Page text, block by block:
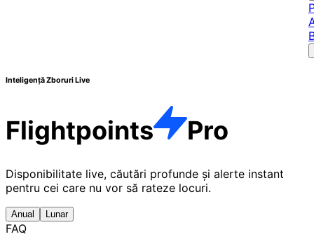
Inteligență Zboruri Live
Flightpoints Pro
Disponibilitate live, căutări profunde și alerte instant
pentru cei care nu vor să rateze locuri.
Anual Lunar
FAQ